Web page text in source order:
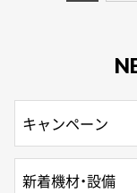
キャンペーン
新着機材・設備